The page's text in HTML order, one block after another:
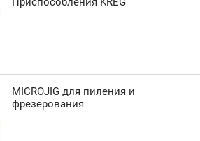
MICROJIG для пиления и
фрезерования